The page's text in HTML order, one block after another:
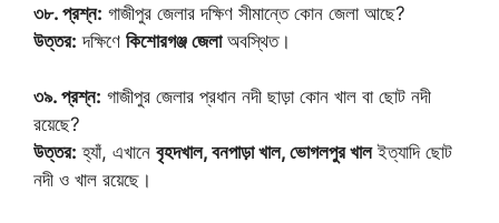
৩৮. প্রশ্ন: গাজীপুর জেলার দক্ষিণ সীমান্তে কোন জেলা আছে?
উত্তর: দক্ষিণে কিশোরগঞ্জ জেলাঅবস্থিত।
৩৯. প্রশ্ন: গাজীপুর জেলার প্রধান নদী ছাড়া কোন খাল বা ছোট নদী
রয়েছে?
উত্তর: হ্যাঁ, এখানে বৃহদখাল, বনপাড়া খাল, ভোগলপুর খালইত্যাদি ছোট
নদী ও খাল রয়েছে।